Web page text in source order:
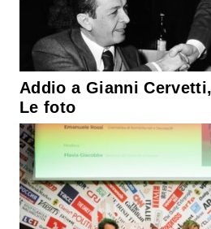
Addio a Gianni
Le foto